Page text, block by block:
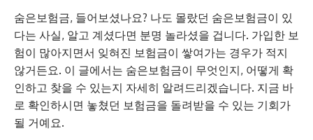
숨은보험금, 들어보셨나요? 나도 몰랐던 숨은보험금이 있
다는 사실, 알고 계셨다면 분명 놀라셨을 겁니다. 가입한 보
험이 많아지면서 잊혀진 보험금이 쌓여가는 경우가 적지
않거든요. 이 글에서는 숨은보험금이 무엇인지, 어떻게 확
인하고 찾을 수 있는지 자세히 알려드리겠습니다. 지금 바
로 확인하시면 놓쳤던 보험금을 돌려받을 수 있는 기회가
될 거예요.